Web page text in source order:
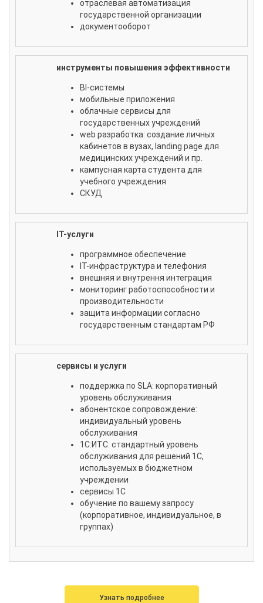
отраслевая автоматизация
государственной организации
документооборот
инструменты повышения эффективности
BI-cистемы
мобильные приложения
облачные сервисы для
государственных учреждений
web разработка: создание личных
кабинетов в вузах, landing page для
медицинских учреждений и пр.
кампусная карта студента для
учебного учреждения
СКУД
IT-услуги
программное обеспечение
IT-инфраструктура и телефония
внешняя и внутрення интеграция
мониторинг работоспособности и
производительности
защита информации согласно
государственным стандартам РФ
сервисы и услуги
поддержка по SLA: корпоративный
уровень обслуживания
абонентское сопровождение:
индивидуальный уровень
обслуживания
1С:ИТС: стандартный уровень
обслуживания для решений 1С,
используемых в бюджетном
учреждении
сервисы 1С
обучение по вашему запросу
(корпоративное, индивидуальное, в
группах)
Узнать подробнее